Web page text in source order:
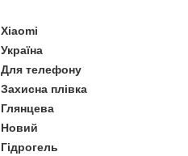
Xiaomi
Україна
Для телефону
Захисна плівка
Глянцева
Новий
Гідрогель